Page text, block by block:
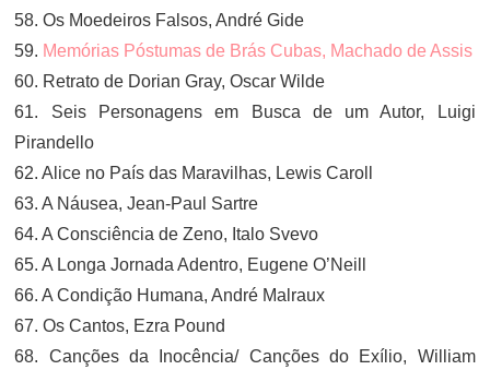
58. Os Moedeiros Falsos, André Gide
59. Memórias Póstumas de Brás Cubas, Machado de Assis
60. Retrato de Dorian Gray, Oscar Wilde
61. Seis Personagens em Busca de um Autor, Luigi
Pirandello
62. Alice no País das Maravilhas, Lewis Caroll
63. A Náusea, Jean-Paul Sartre
64. A Consciência de Zeno, Italo Svevo
65. A Longa Jornada Adentro, Eugene O’Neill
66. A Condição Humana, André Malraux
67. Os Cantos, Ezra Pound
68. Canções da Inocência/ Canções do Exílio, William